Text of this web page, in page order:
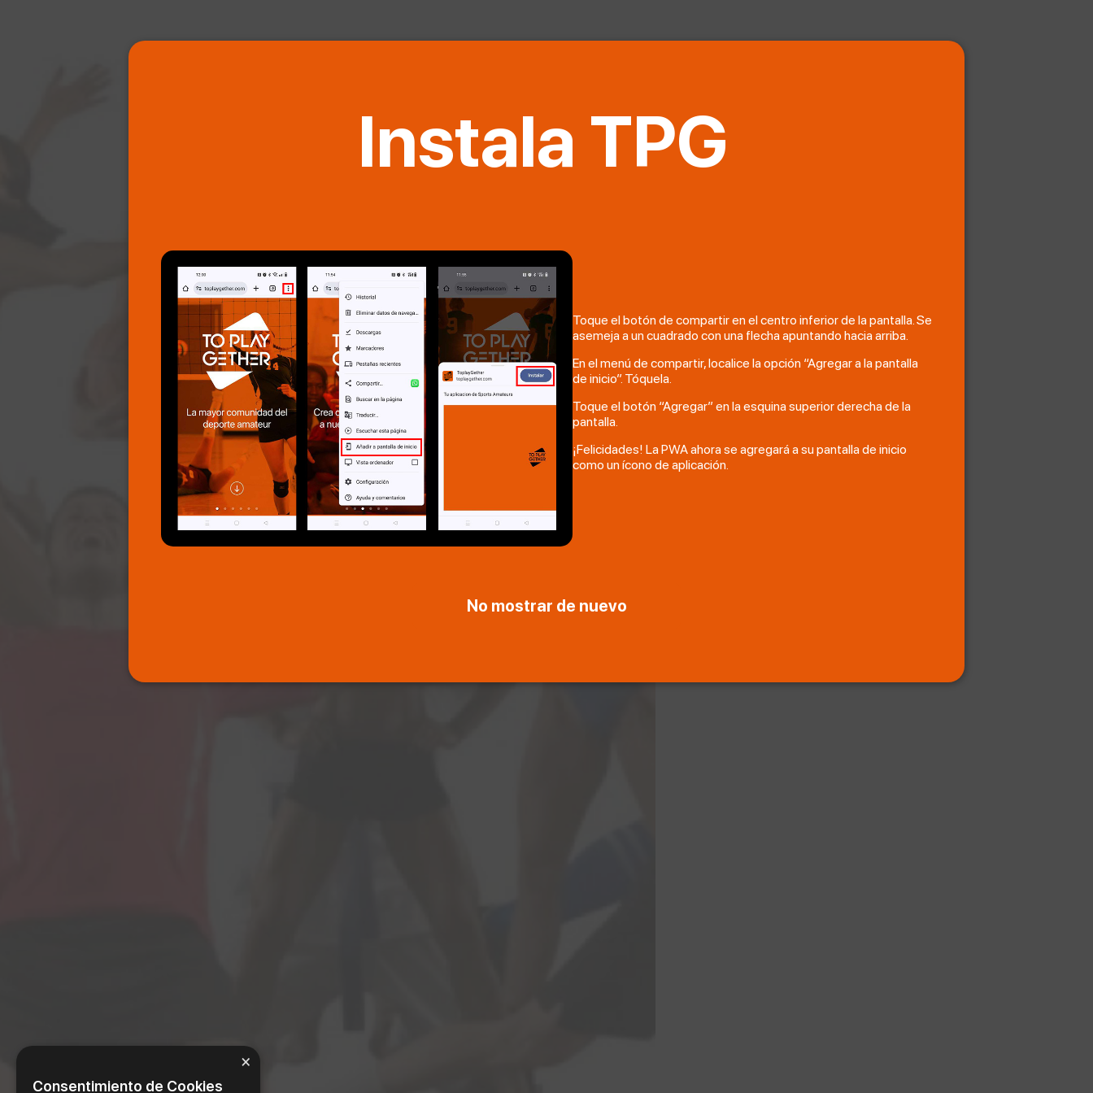
Instala TPG
Toque el botón de compartir en el centro inferior de la pantalla. Se
asemeja a un cuadrado con una flecha apuntando hacia arriba.
En el menú de compartir, localice la opción “Agregar a la pantalla
de inicio”. Tóquela.
Toque el botón “Agregar” en la esquina superior derecha de la
pantalla.
¡Felicidades! La PWA ahora se agregará a su pantalla de inicio
como un ícono de aplicación.
No mostrar de nuevo
×
Consentimiento de Cookies